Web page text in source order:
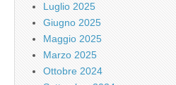
Luglio 2025
Giugno 2025
Maggio 2025
Marzo 2025
Ottobre 2024